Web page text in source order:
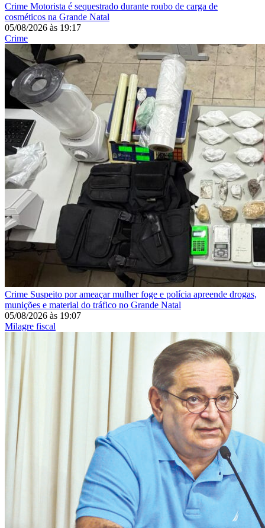
Crime Motorista é sequestrado durante roubo de carga de
cosméticos na Grande Natal
05/08/2026 às 19:17
Crime
Crime Suspeito por ameaçar mulher foge e polícia apreende drogas,
munições e material do tráfico no Grande Natal
05/08/2026 às 19:07
Milagre fiscal